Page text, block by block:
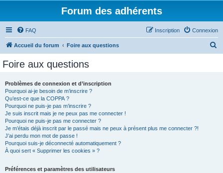
Forum des adhérents
FAQ Connexion
Inscription
Accueil du forum Foire aux questions
Foire aux questions
Problèmes de connexion et d’inscription
Pourquoi ai-je besoin de m’inscrire ?
Qu’est-ce que la COPPA ?
Pourquoi ne puis-je pas m’inscrire ?
Je suis inscrit mais je ne peux pas me connecter !
Pourquoi ne puis-je pas me connecter ?
Je m’étais déjà inscrit par le passé mais ne peux à présent plus me connecter ?!
J’ai perdu mon mot de passe !
Pourquoi suis-je déconnecté automatiquement ?
À quoi sert « Supprimer les cookies » ?
Préférences et paramètres des utilisateurs